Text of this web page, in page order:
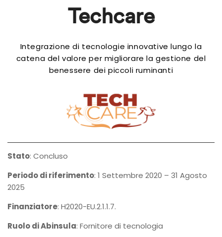
Techcare
Integrazione di tecnologie innovative lungo la
catena del valore per migliorare la gestione del
benessere dei piccoli ruminanti
Stato: Concluso
Periodo di riferimento: 1 Settembre 2020 – 31 Agosto
2025
Finanziatore: H2020-EU.2.1.1.7.
Ruolo di Abinsula: Fornitore di tecnologia